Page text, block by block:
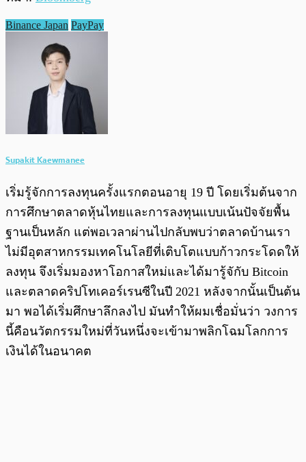
Binance Japan PayPay
Supakit Kaewmanee
เริ่มรู้จักการลงทุนครั้งแรกตอนอายุ 19 ปี โดยเริ่มต้นจาก
การศึกษาตลาดหุ้นไทยและการลงทุนแบบเน้นปัจจัยพื้น
ฐานเป็นหลัก แต่พอเวลาผ่านไปกลับพบว่าตลาดบ้านเรา
ไม่มีอุตสาหกรรมเทคโนโลยีที่เติบโตแบบก้าวกระโดดให้
ลงทุน จึงเริ่มมองหาโอกาสใหม่และได้มารู้จักับ Bitcoin
และตลาดคริปโทเคอร์เรนซีในปี 2021 หลังจากนั้นเป็นต้น
มา พอได้เริ่มศึกษาลึกลงไป มันทำให้ผมเชื่อมั่นว่า วงการ
นี้คือนวัตกรรมใหม่ที่วันหนึ่งจะเข้ามาพลิกโฉมโลกการ
เงินได้ในอนาคต